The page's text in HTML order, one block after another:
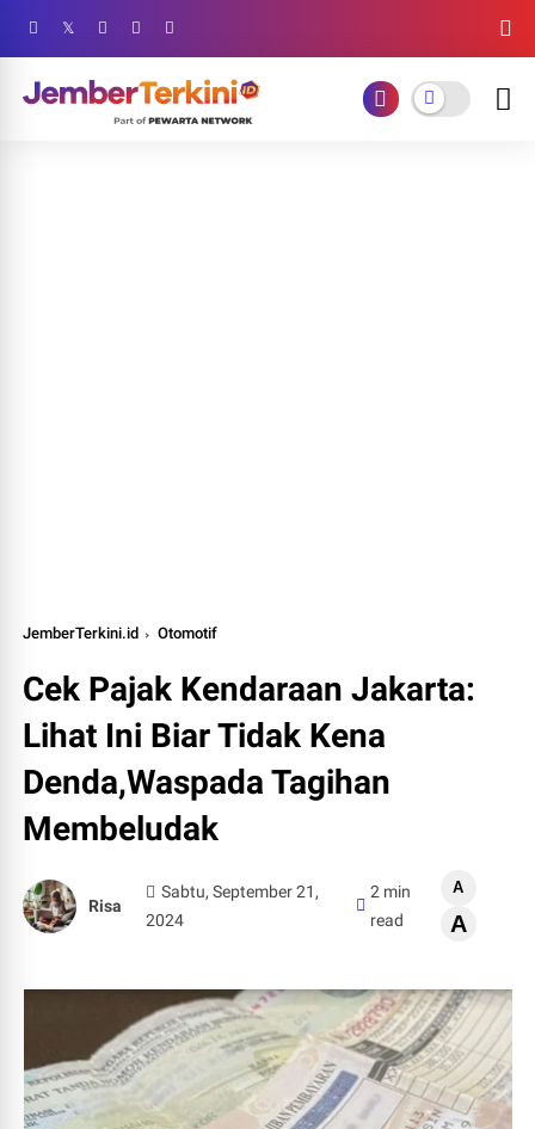
JemberTerkini.id Otomotif
Cek Pajak Kendaraan Jakarta:
Lihat Ini Biar Tidak Kena
Denda,Waspada Tagihan
Membeludak
Risa
Sabtu, September 21,
2024
2 min
read
A
A